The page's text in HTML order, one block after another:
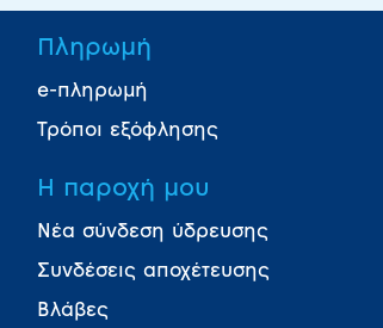
Πληρωμή
e-πληρωμή
Τρόποι εξόφλησης
Η παροχή μου
Νέα σύνδεση ύδρευσης
Συνδέσεις αποχέτευσης
Βλάβες